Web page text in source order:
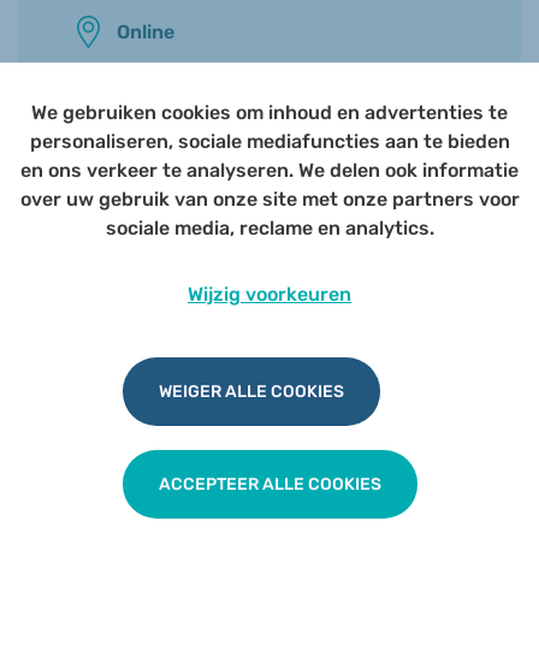
Online
Arts (Eth&Econ) & VIHP
Impulseoproof
TERUG NAAR OVERZICHT
We gebruiken cookies om inhoud en advertenties te
personaliseren, sociale mediafuncties aan te bieden
en ons verkeer te analyseren. We delen ook informatie
over uw gebruik van onze site met onze partners voor
sociale media, reclame en analytics.
Wijzig voorkeuren
WEIGER ALLE COOKIES
ACCEPTEER ALLE COOKIES